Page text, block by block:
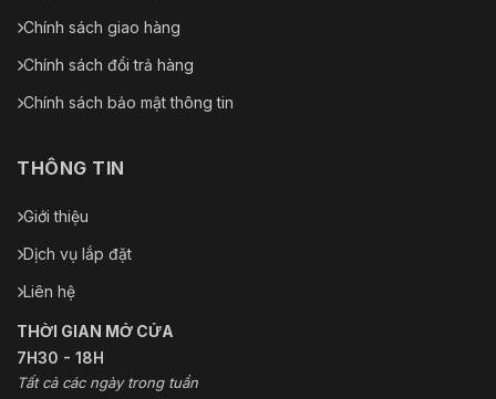
Chính sách giao hàng
Chính sách đổi trả hàng
Chính sách bảo mật thông tin
THÔNG TIN
Giới thiệu
Dịch vụ lắp đặt
Liên hệ
THỜI GIAN MỞ CỬA
7H30 - 18H
Tất cả các ngày trong tuần